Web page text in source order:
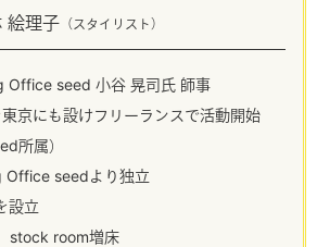
絵理子（スタイリスト）
Office seed 小谷 晃司氏 師事
京にも設けフリーランスで活動開始
所属）
seedより独立
設立
stock room増床